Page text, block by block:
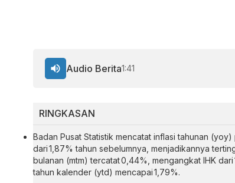
RINGKASAN
Badan Pusat Statistik mencatat inflasi tahunan
dari 1,87% tahun sebelumnya, menjadikannya
bulanan (mtm) tercatat 0,44%, mengangkat IHK dari
tahun kalender (ytd) mencapai 1,79%.
Audio Berita1:41